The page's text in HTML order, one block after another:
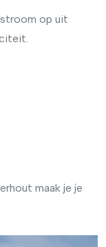
op uit
maak je je